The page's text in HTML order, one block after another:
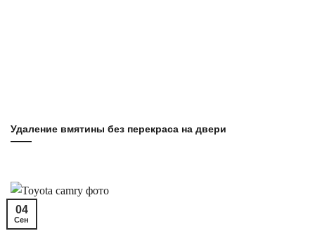
Удаление вмятины без перекраса на двери
04
Сен